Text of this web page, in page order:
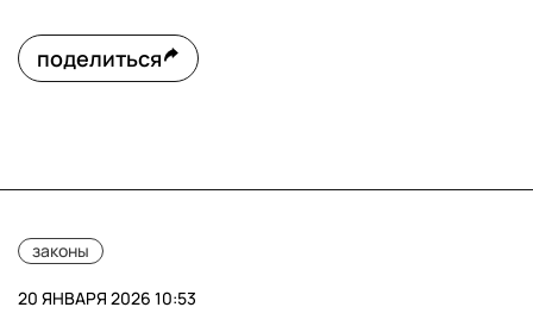
поделиться
законы
20 ЯНВАРЯ 2026 10:53